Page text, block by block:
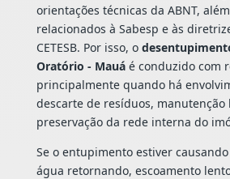
orientações técnicas da ABNT,
relacionados à Sabesp e às
CETESB. Por isso, o
Oratório - Mauáé conduzido com
principalmente quando há
descarte de resíduos,
preservação da rede interna do
Se o entupimento estiver
água retornando, escoamento